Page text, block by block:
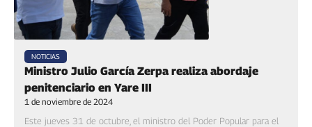
NOTICIAS
Ministro Julio García Zerpa realiza abordaje
penitenciario en Yare III
1 de noviembre de 2024
Este jueves 31 de octubre, el ministro del Poder Popular para el